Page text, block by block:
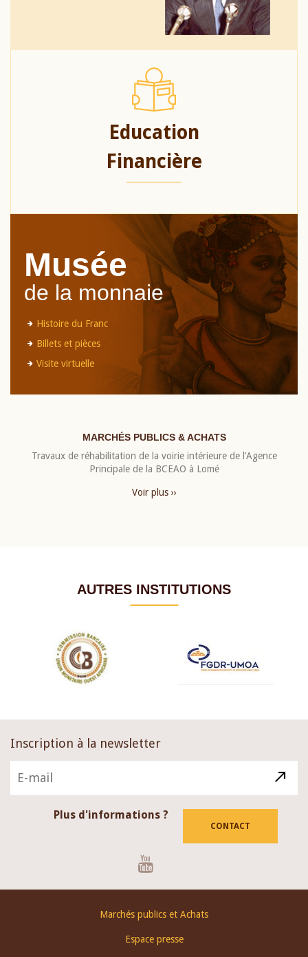
Education
Financière
Musée
de la monnaie
Histoire du Franc
Billets et pièces
Visite virtuelle
MARCHÉS PUBLICS & ACHATS
Travaux de réhabilitation de la voirie intérieure de l’Agence
Principale de la BCEAO à Lomé
Voir plus ››
AUTRES INSTITUTIONS
Inscription à la newsletter
Plus d'informations ?
CONTACT
Marchés publics et Achats
Espace presse